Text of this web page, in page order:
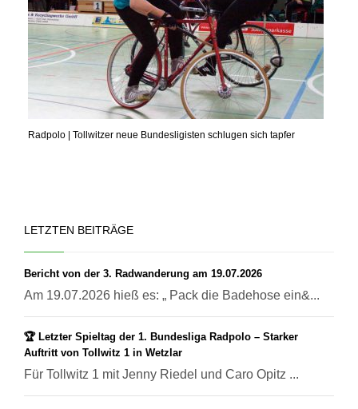
Radpolo | Tollwitzer neue Bundesligisten schlugen sich tapfer
LETZTEN BEITRÄGE
Bericht von der 3. Radwanderung am 19.07.2026
Am 19.07.2026 hieß es: „ Pack die Badehose ein&...
🏆 Letzter Spieltag der 1. Bundesliga Radpolo – Starker
Auftritt von Tollwitz 1 in Wetzlar
Für Tollwitz 1 mit Jenny Riedel und Caro Opitz ...